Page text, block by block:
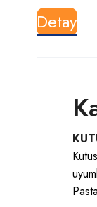
Detay